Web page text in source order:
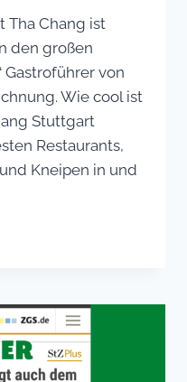
Tha Chang ist
den großen
Gastroführer von
Wie cool ist
Stuttgart
Restaurants,
Kneipen in und